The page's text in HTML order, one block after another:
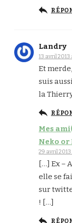
Landry
13 avril 2013
Et
suis
la
Mes
Neko or
29 avril 2013
[…] Ex –
elle se
sur
! […]